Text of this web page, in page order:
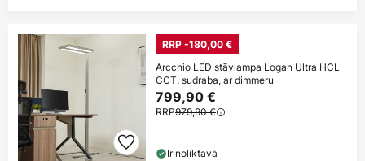
RRP -180,00 €
Arcchio LED stāvlampa Logan Ultra HCL
CCT, sudraba, ar dimmeru
799,90 €
RRP979,90 €
Ir noliktavā